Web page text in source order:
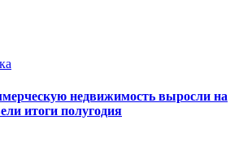
недвижимость выросли на
итоги полугодия